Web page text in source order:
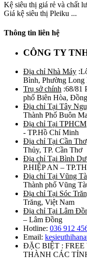
Kệ siêu thị giá rẻ và chất
Giá kệ siêu thị Pleiku ...
Thông tin liên hệ
CÔNG TY
Địa chỉ Nhà Máy
Bình, Phường
Trụ sở chính :68/81
phố Biên Hòa,
Địa chỉ Tại Tây
Thành Phố Buôn
Địa chỉ Tại TPHCM
- TP.Hồ Chí Minh
Địa chỉ Tại Cần Thơ
Thủy, TP. Cần Thơ
Địa chỉ Tại Bình
P.HIỆP AN –
Địa chỉ Tại Vũng
Thành phố Vũng
Địa chỉ Tại Sóc
Trăng, Việt Nam
Địa chỉ Tại Lâm
– Lâm Đồng
Hotline: 036 912
Email:
ĐẶC BIỆT :
THÀNH CÁC